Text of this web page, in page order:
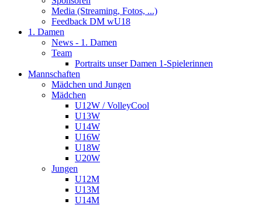
Media (Streaming, Fotos, ...)
Feedback DM wU18
1. Damen
News - 1. Damen
Team
Portraits unser Damen 1-Spielerinnen
Mannschaften
Mädchen und Jungen
Mädchen
U12W / VolleyCool
U13W
U14W
U16W
U18W
U20W
Jungen
U12M
U13M
U14M